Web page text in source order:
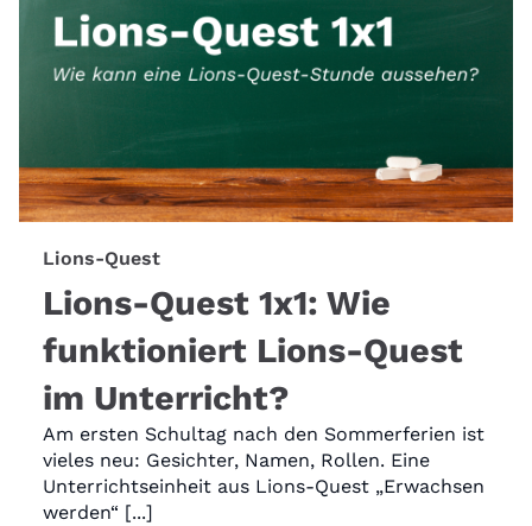
Lions-Quest
Lions-Quest 1x1: Wie
funktioniert Lions-Quest
im Unterricht?
Am ersten Schultag nach den Sommerferien ist
vieles neu: Gesichter, Namen, Rollen. Eine
Unterrichtseinheit aus Lions-Quest „Erwachsen
werden“ [...]